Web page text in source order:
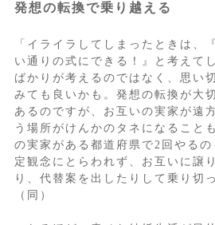
発想の転換で乗り越える
「イライラしてしまったときは、
い通りの式にできる！』と考えて
ばかりが考えるのではなく、思い
みても良いかも。発想の転換が大
あるのですが、お互いの実家が遠
う場所がけんかのタネになること
の実家がある都道府県で2回やるの
定観念にとらわれず、お互いに譲
り、代替案を出したりして乗り切
（同）